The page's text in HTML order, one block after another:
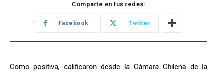
Comparte en tus redes:
Facebook Twitter
Como positiva, calificaron desde la Cámara Chilena de la